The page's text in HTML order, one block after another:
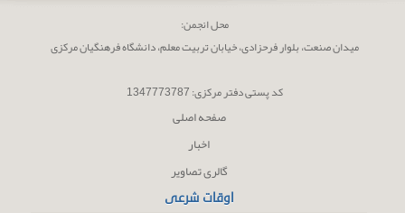
محل انجمن:
میدان صنعت، بلوار فرحزادى، خیابان تربیت معلم، دانشگاه فرھنگیان مرکزى
کد پستى دفتر مرکزی: 1347773787
صفحه اصلی
اخبار
گالری تصاویر
اوقات شرعی